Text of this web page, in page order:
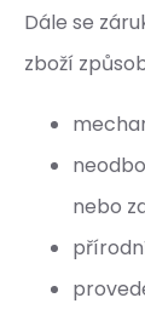
Dále se
zboží
nebo